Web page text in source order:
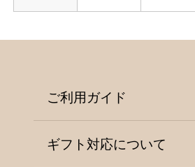
ご利用ガイド
ギフト対応について